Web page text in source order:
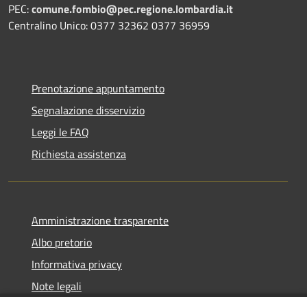
PEC:comune.fombio@pec.regione.lombardia.it
Centralino Unico: 0377 32362 0377 36959
Prenotazione appuntamento
Segnalazione disservizio
Leggi le FAQ
Richiesta assistenza
Amministrazione trasparente
Albo pretorio
Informativa privacy
Note legali